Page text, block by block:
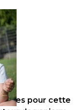
pour cette